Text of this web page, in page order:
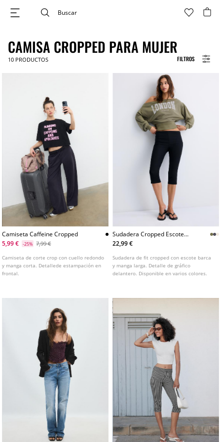
FILTROS
CAMISA CROPPED PARA MUJER
10 PRODUCTOS
Camiseta Caffeine Cropped
5,99 €
-25% 7,99 €
Camiseta de corte crop con cuello redondo
y manga corta. Detallede estampación en
frontal.
Sudadera Cropped Escote
Barca
22,99 €
Sudadera de fit cropped con escote barca
y manga larga. Detalle de gráfico
delantero. Disponible en varios colores.